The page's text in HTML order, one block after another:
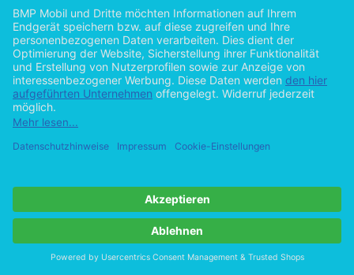
Hilfe/FAQ
Impressum
Datenschutz
AGB
Vertrag widerrufen
Zur Desktop-Version
Copyright ©Imprint in der Bedey & Thoms Media GmbH
byOpen Publishing